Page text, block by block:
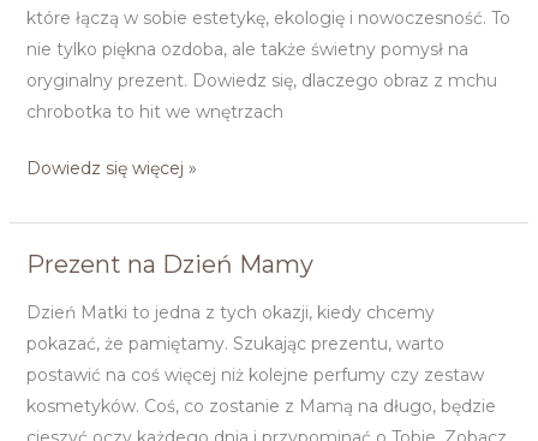
które łączą w sobie estetykę, ekologię i nowoczesność. To
nie tylko piękna ozdoba, ale także świetny pomysł na
oryginalny prezent. Dowiedz się, dlaczego obraz z mchu
chrobotka to hit we wnętrzach
dekoracja
i
oryginalny
prezent
Dowiedz się więcej »
Prezent na Dzień Mamy
Dzień Matki to jedna z tych okazji, kiedy chcemy
pokazać, że pamiętamy. Szukając prezentu, warto
postawić na coś więcej niż kolejne perfumy czy zestaw
kosmetyków. Coś, co zostanie z Mamą na długo, będzie
Prezent
Dzień
Mamy